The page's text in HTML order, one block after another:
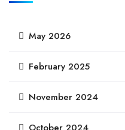
May 2026
February 2025
November 2024